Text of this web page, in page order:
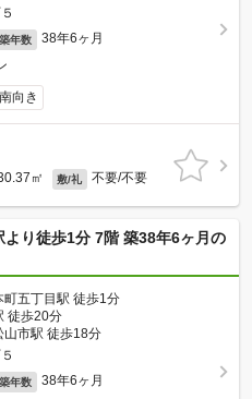
築年数 38年6ヶ月
南向き
㎡ 敷/礼 不要/不要
より徒歩1分 7階 築38年6ヶ月の
五丁目駅 徒歩1分
徒歩20分
山市駅 徒歩18分
築年数 38年6ヶ月